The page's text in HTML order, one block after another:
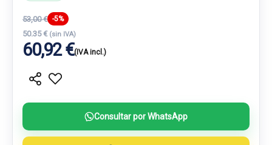
53,00 € -5%
50.35 € (sin IVA)
60,92 €(IVA incl.)
Consultar por WhatsApp